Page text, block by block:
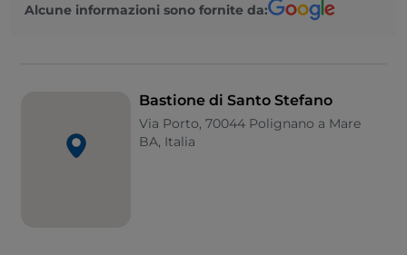
Alcune informazioni sono fornite da:
Bastione di Santo Stefano
Via Porto, 70044 Polignano a Mare
BA, Italia